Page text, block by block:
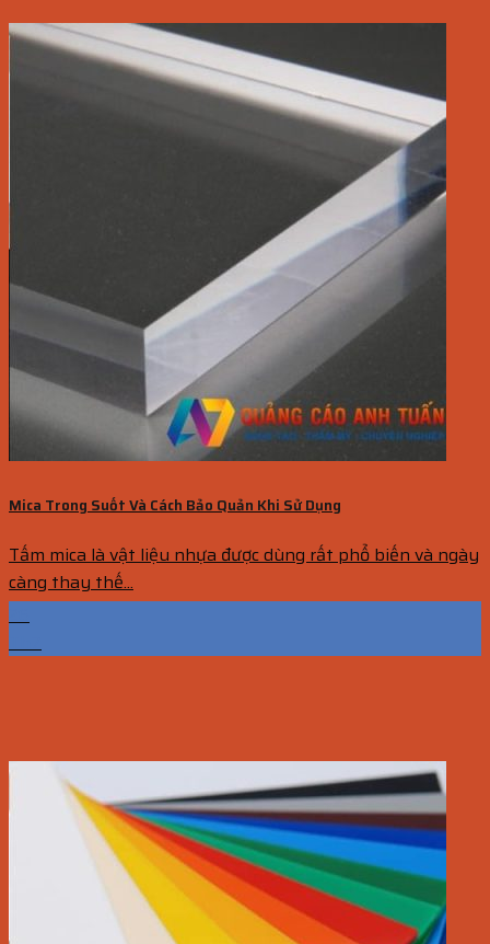
Mica Trong Suốt Và Cách Bảo Quản Khi Sử Dụng
Tấm mica là vật liệu nhựa được dùng rất phổ biến và ngày
càng thay thế...